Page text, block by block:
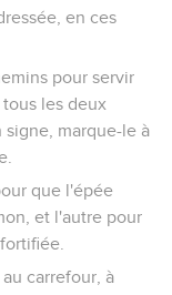
en ces
pour servir
les deux
signe, marque-le à
que l'épée
et l'autre pour
carrefour, à